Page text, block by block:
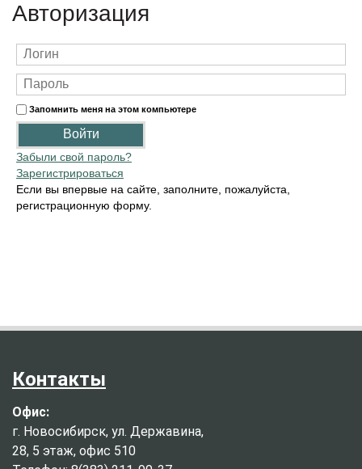
Авторизация
Запомнить меня на этом компьютере
Забыли свой пароль?
Зарегистрироваться
Если вы впервые на сайте, заполните, пожалуйста,
регистрационную форму.
Контакты
Офис:
г. Новосибирск, ул. Державина,
28, 5 этаж, офис 510